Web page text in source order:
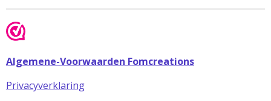
Algemene-Voorwaarden Fomcreations
Privacyverklaring